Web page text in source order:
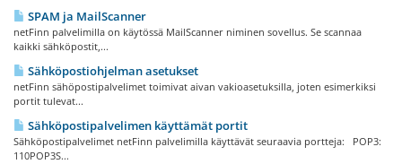
SPAM ja MailScanner
netFinn palvelimilla on käytössä MailScanner niminen sovellus. Se scannaa
kaikki sähköpostit,...
Sähköpostiohjelman asetukset
netFinn sähöpostipalvelimet toimivat aivan vakioasetuksilla, joten esimerkiksi
portit tulevat...
Sähköpostipalvelimen käyttämät portit
Sähköpostipalvelimet netFinn palvelimilla käyttävät seuraavia portteja: POP3:
110POP3S...